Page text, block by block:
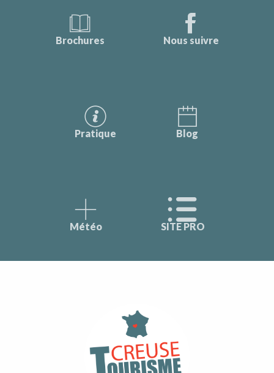
Brochures Nous suivre
Pratique Blog
Météo SITE PRO